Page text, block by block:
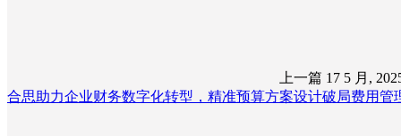
上一篇 17 5 月,
合思助力企业财务数字化转型，精准预算方案设计破局费用管